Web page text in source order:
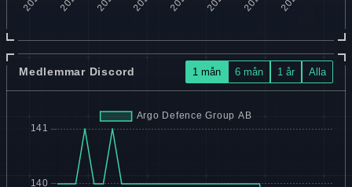
Medlemmar Discord 1 mån 6 mån 1 år Alla